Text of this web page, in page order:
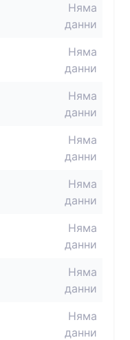
Няма
данни
Няма
данни
Няма
данни
Няма
данни
Няма
данни
Няма
данни
Няма
данни
Няма
данни